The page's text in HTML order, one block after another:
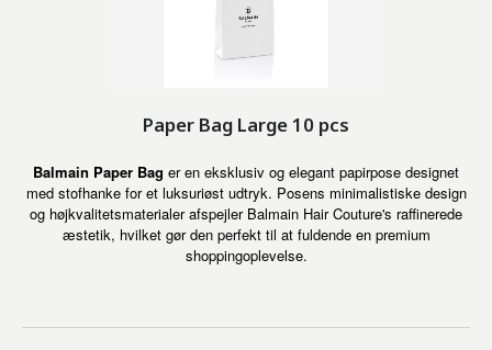
Paper Bag Large 10 pcs
Balmain Paper Bag er en eksklusiv og elegant papirpose designet
med stofhanke for et luksuriøst udtryk. Posens minimalistiske design
og højkvalitetsmaterialer afspejler Balmain Hair Couture's raffinerede
æstetik, hvilket gør den perfekt til at fuldende en premium
shoppingoplevelse.